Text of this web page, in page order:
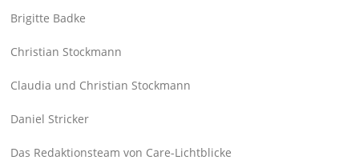
Brigitte Badke
Christian Stockmann
Claudia und Christian Stockmann
Daniel Stricker
Das Redaktionsteam von Care-Lichtblicke